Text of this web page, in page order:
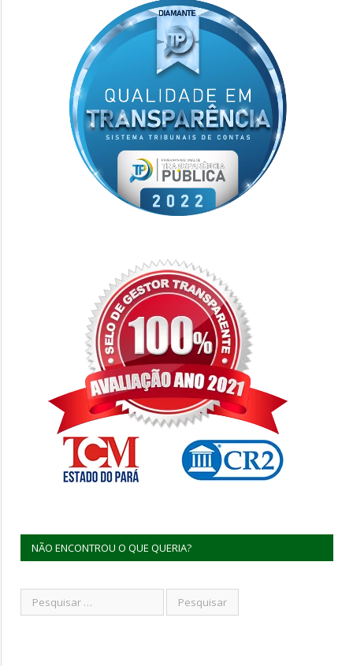
NÃO ENCONTROU O QUE QUERIA?